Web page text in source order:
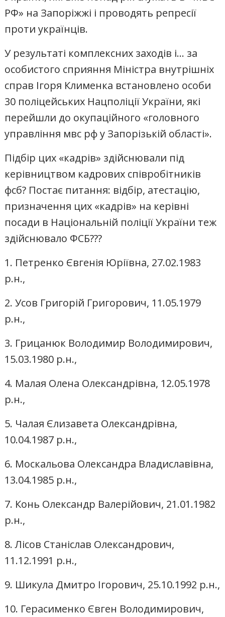
РФ» на Запоріжжі і проводять репресії
проти українців.
У результаті комплексних заходів і… за
особистого сприяння Міністра внутрішніх
справ Ігоря Клименка встановлено особи
30 поліцейських Нацполіції України, які
перейшли до окупаційного «головного
управління мвс рф у Запорізькій області».
Підбір цих «кадрів» здійснювали під
керівництвом кадрових співробітників
фсб? Постає питання: відбір, атестацію,
призначення цих «кадрів» на керівні
посади в Національній поліції України теж
здійснювало ФСБ???
1. Петренко Євгенія Юріївна, 27.02.1983
р.н.,
2. Усов Григорій Григорович, 11.05.1979
р.н.,
3. Грицанюк Володимир Володимирович,
15.03.1980 р.н.,
4. Малая Олена Олександрівна, 12.05.1978
р.н.,
5. Чалая Єлизавета Олександрівна,
10.04.1987 р.н.,
6. Москальова Олександра Владиславівна,
13.04.1985 р.н.,
7. Конь Олександр Валерійович, 21.01.1982
р.н.,
8. Лісов Станіслав Олександрович,
11.12.1991 р.н.,
9. Шикула Дмитро Ігорович, 25.10.1992 р.н.,
10. Герасименко Євген Володимирович,